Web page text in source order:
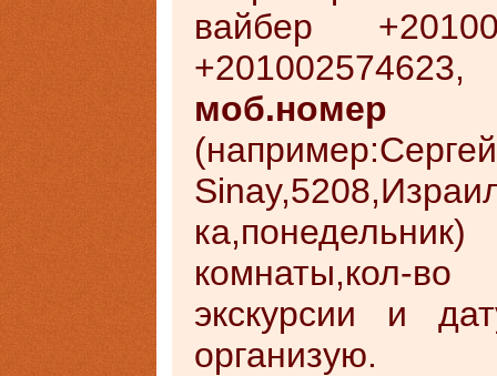
вайбер
моб.номер
комнаты,кол-
экскурсии и
организую.